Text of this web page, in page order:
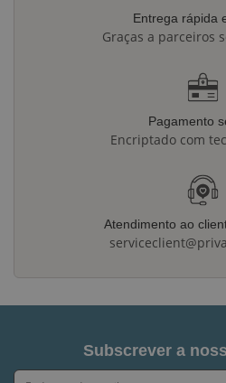
Entrega rápida
Graças a parceiros
Pagamento
Encriptado com
Atendimento ao
Subscrever a